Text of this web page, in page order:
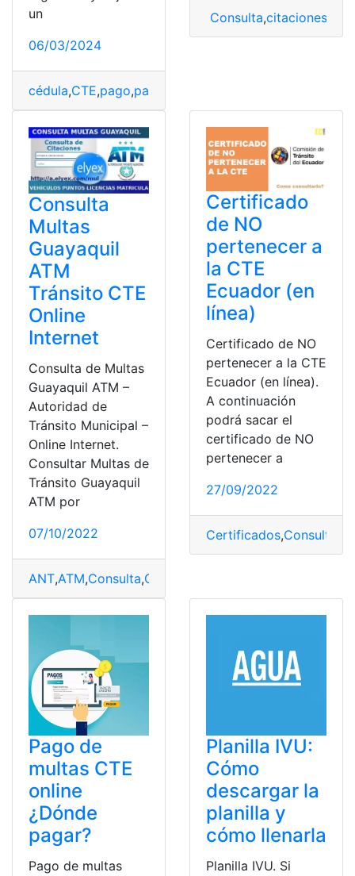
un
06/03/2024
cédula,CTE,pago,pago online
Consulta,citaciones
Consulta
Multas
Guayaquil
ATM
Tránsito CTE
Online
Internet
Consulta de Multas
Guayaquil ATM –
Autoridad de
Tránsito Municipal –
Online Internet.
Consultar Multas de
Tránsito Guayaquil
ATM por
07/10/2022
ANT,ATM,Consulta,Consultas online
Certificado
de NO
pertenecer a
la CTE
Ecuador (en
línea)
Certificado de NO
pertenecer a la CTE
Ecuador (en línea).
A continuación
podrá sacar el
certificado de NO
pertenecer a
27/09/2022
Certificados,Consultas
Pago de
multas CTE
online
¿Dónde
pagar?
Pago de multas
Planilla IVU:
Cómo
descargar la
planilla y
cómo llenarla
Planilla IVU. Si